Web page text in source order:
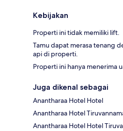
Kebijakan
Properti ini tidak memiliki lift.
Tamu dapat merasa tenang
api di properti.
Properti ini hanya menerima
Juga dikenal sebagai
Anantharaa Hotel Hotel
Anantharaa Hotel
Anantharaa Hotel Hotel